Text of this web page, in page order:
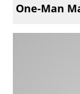
One-Man